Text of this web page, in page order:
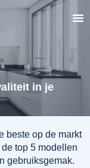
in je
beste op de markt
top 5 modellen
gebruiksgemak.